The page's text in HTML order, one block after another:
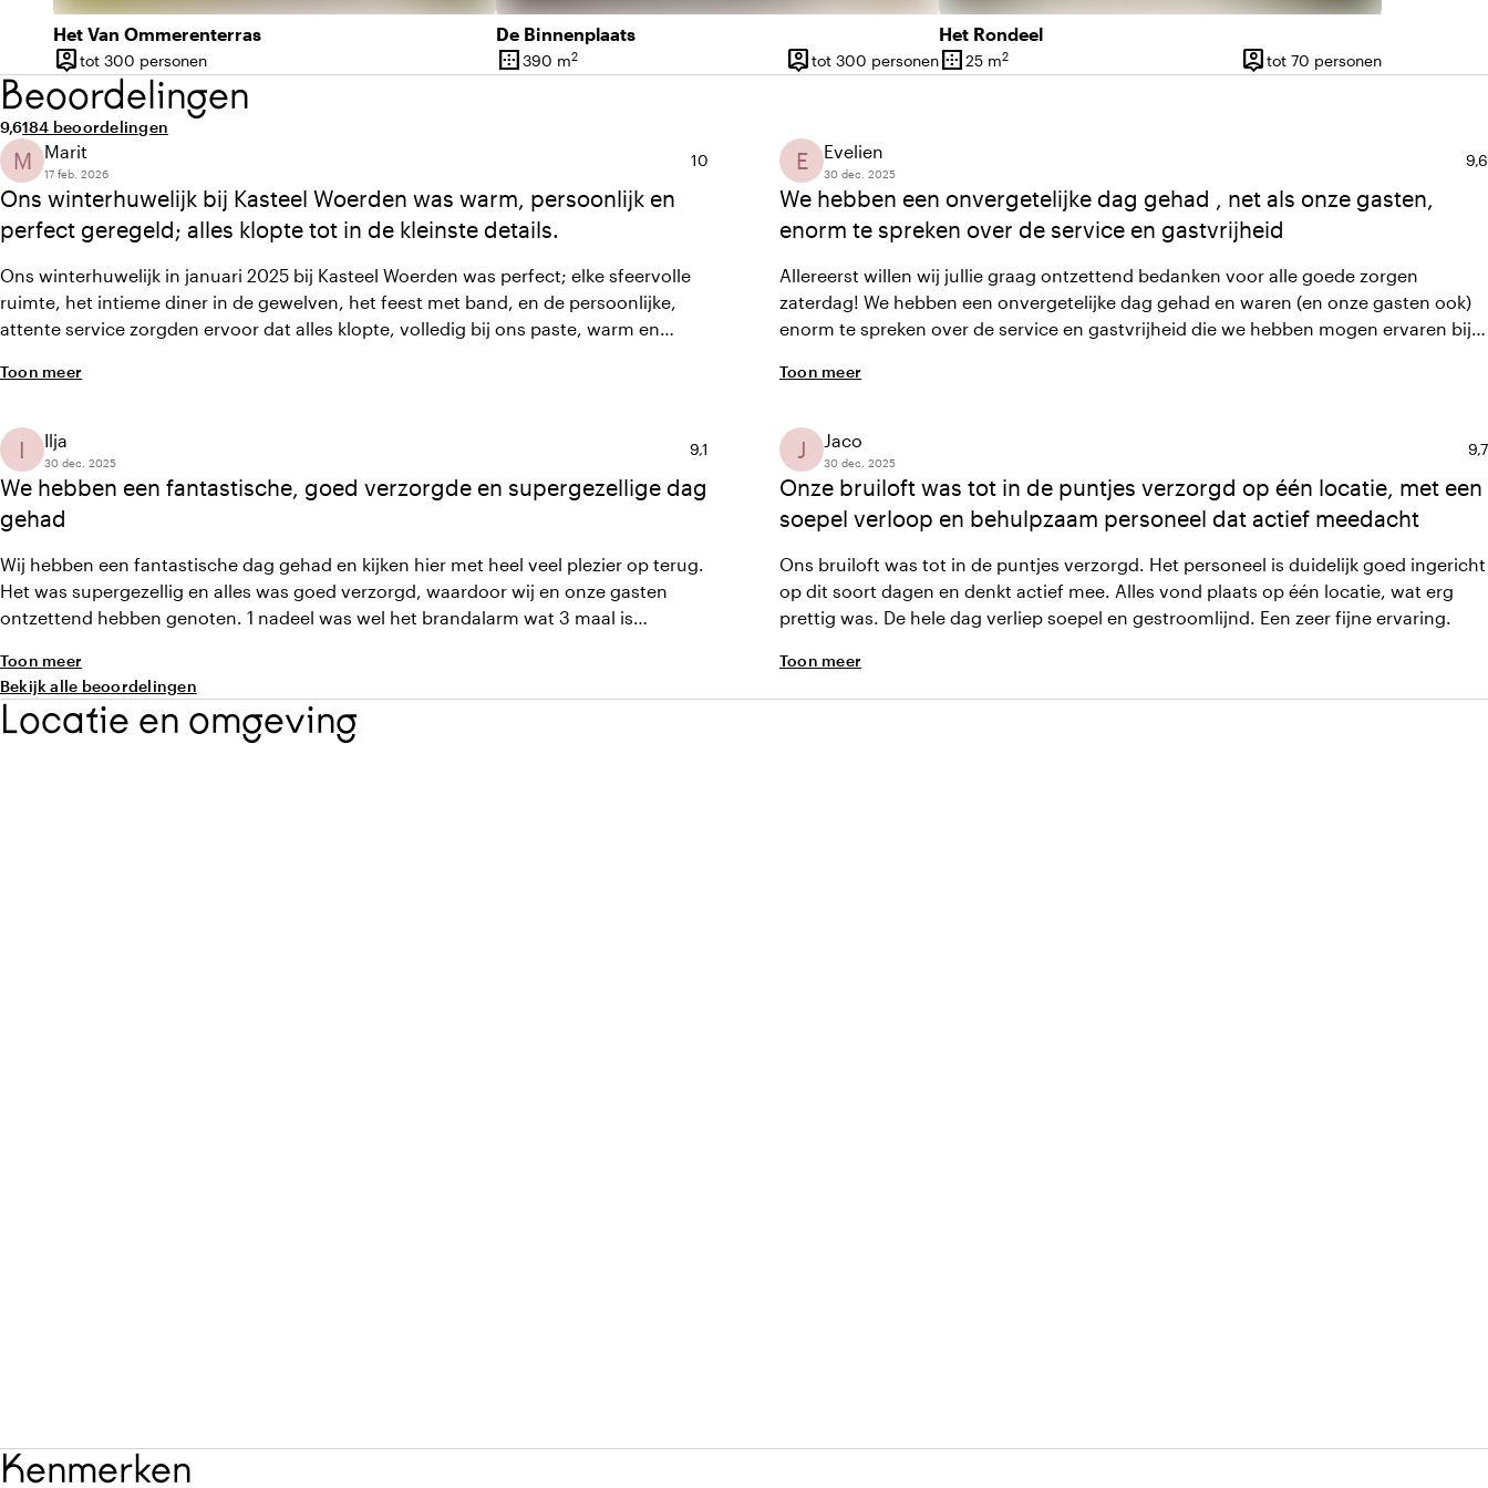
Het Van Ommerenterras
person_pin
Capaciteit
tot 300 personen
De Binnenplaats
border_outer
Oppervlakte
390 m2 person_pin
Capaciteit
tot 300 personen
Het Rondeel
border_outer
Oppervlakte
25 m2 person_pin
Capaciteit
tot 70 personen
Beoordelingen
Gemiddelde beoordeling van 9,6 uit 10
9,6Aantal beoordelingen: 184
184 beoordelingen
Ons winterhuwelijk bij Kasteel Woerden was warm, persoonlijk en
perfect geregeld; alles klopte tot in de kleinste details.
M Marit
17 feb. 2026
Gemiddelde beoordeling van 10 uit 10
10
Ons winterhuwelijk in januari 2025 bij Kasteel Woerden was perfect; elke sfeervolle
ruimte, het intieme diner in de gewelven, het feest met band, en de persoonlijke,
attente service zorgden ervoor dat alles klopte, volledig bij ons paste, warm en
details helemaal van ons was.
Toon meer
We hebben een onvergetelijke dag gehad , net als onze gasten,
enorm te spreken over de service en gastvrijheid
E Evelien
30 dec. 2025
9,6
Allereerst willen wij jullie graag ontzettend bedanken voor alle goede zorgen
zaterdag! We hebben een onvergetelijke dag gehad en waren (en onze gasten ook)
enorm te spreken over de service en gastvrijheid die we hebben mogen ervaren bij
Toon meer
We hebben een fantastische, goed verzorgde en supergezellige dag
gehad
I Ilja
30 dec. 2025
Gemiddelde beoordeling van 9,1 uit 10
9,1
Wij hebben een fantastische dag gehad en kijken hier met heel veel plezier op terug.
Het was supergezellig en alles was goed verzorgd, waardoor wij en onze gasten
ontzettend hebben genoten. 1 nadeel was wel het brandalarm wat 3 maal is
Toon meer
Onze bruiloft was tot in de puntjes verzorgd op één locatie, met een
soepel verloop en behulpzaam personeel dat actief meedacht
J Jaco
30 dec. 2025
9,7
Ons bruiloft was tot in de puntjes verzorgd. Het personeel is duidelijk goed ingericht
op dit soort dagen en denkt actief mee. Alles vond plaats op één locatie, wat erg
prettig was. De hele dag verliep soepel en gestroomlijnd. Een zeer fijne ervaring.
Toon meer
Bekijk alle beoordelingen
Locatie en omgeving
Kenmerken